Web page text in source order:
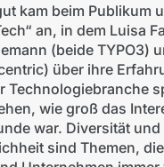
kam beim Publikum
an, in dem Luisa
(beide TYPO3)
über ihre
Technologiebranche
wie groß das
war. Diversität und
sind Themen,